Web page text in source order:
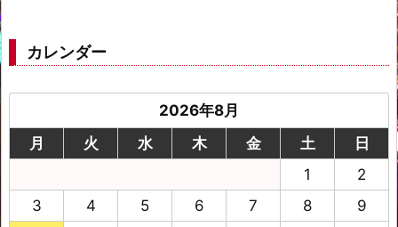
カレンダー
2026年8月
月
火 水 木 金 土
日
1
2
3
4 5 6 7 8
9